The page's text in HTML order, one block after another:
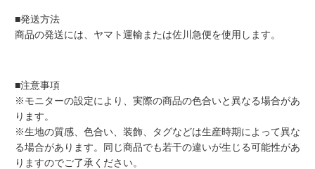
■発送方法
商品の発送には、ヤマト運輸または佐川急便を使用します。
■注意事項
※モニターの設定により、実際の商品の色合いと異なる場合があ
ります。
※生地の質感、色合い、装飾、タグなどは生産時期によって異な
る場合があります。同じ商品でも若干の違いが生じる可能性があ
りますのでご了承ください。